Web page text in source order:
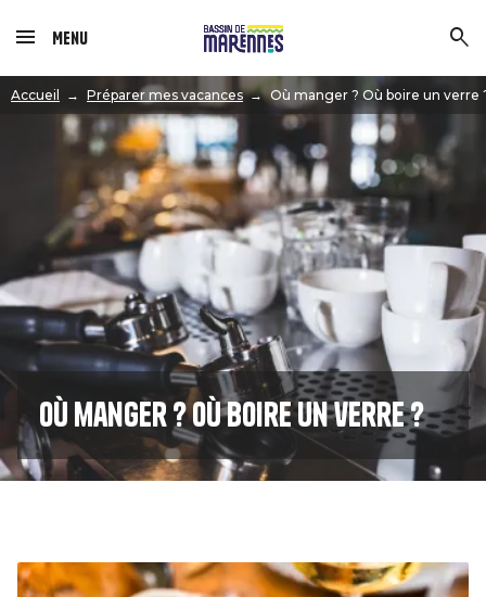
Menu
Accueil Préparer mes vacances Où manger ? Où boire un verre
Où manger ? Où boire un verre ?
Image